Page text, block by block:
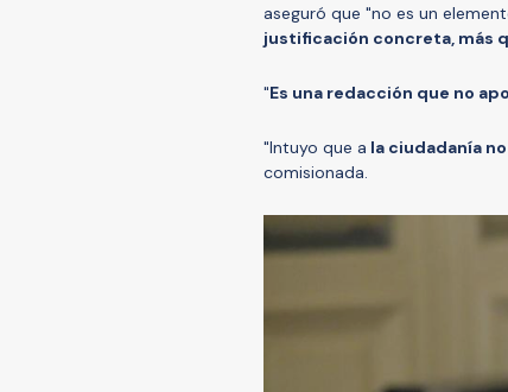
aseguró que "no es un
justificación concreta, más
"Es una redacción que no
"Intuyo que a la ciudadanía
comisionada.